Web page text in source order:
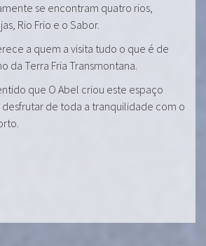
se encontram quatro rios,
Rio Frio e o Sabor.
a quem a visita tudo o que é de
da Terra Fria Transmontana.
que O Abel criou este espaço
de toda a tranquilidade com o